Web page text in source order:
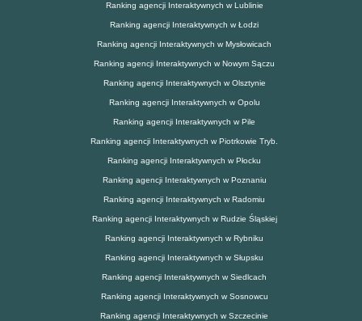
Ranking agencji Interaktywnych w Lublinie
Ranking agencji Interaktywnych w Łodzi
Ranking agencji Interaktywnych w Mysłowicach
Ranking agencji Interaktywnych w Nowym Sączu
Ranking agencji Interaktywnych w Olsztynie
Ranking agencji Interaktywnych w Opolu
Ranking agencji Interaktywnych w Pile
Ranking agencji Interaktywnych w Piotrkowie Tryb.
Ranking agencji Interaktywnych w Płocku
Ranking agencji Interaktywnych w Poznaniu
Ranking agencji Interaktywnych w Radomiu
Ranking agencji Interaktywnych w Rudzie Śląskiej
Ranking agencji Interaktywnych w Rybniku
Ranking agencji Interaktywnych w Słupsku
Ranking agencji Interaktywnych w Siedlcach
Ranking agencji Interaktywnych w Sosnowcu
Ranking agencji Interaktywnych w Szczecinie